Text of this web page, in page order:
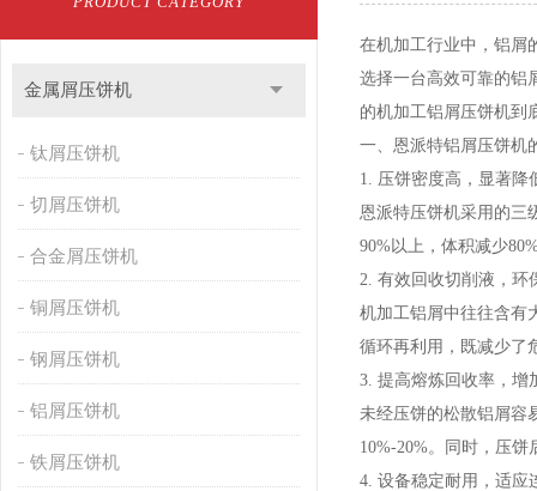
金属屑压饼机
钛屑压饼机
切屑压饼机
合金屑压饼机
铜屑压饼机
钢屑压饼机
铝屑压饼机
铁屑压饼机
在机加工行业中，铝屑
选择一台高效可靠的铝
的机加工铝屑压饼机到
一、恩派特铝屑压饼机
1. 压饼密度高，显著降
恩派特压饼机采用的三
90%以上，体积减少
2. 有效回收切削液，环
机加工铝屑中往往含有
循环再利用，既减少了
3. 提高熔炼回收率，增
未经压饼的松散铝屑容
10%-20%。同时，压
4. 设备稳定耐用，适应